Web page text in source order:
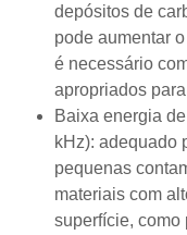
depósitos de
pode aumentar
é necessário
apropriados
Baixa energia
kHz): adequado
pequenas
materiais com
superfície, como